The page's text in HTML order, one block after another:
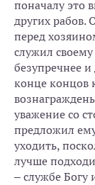
поначалу это
других рабов.
перед
служил
безупречнее
конце концов
уважение со
предложил
уходить,
лучше
– службе Богу